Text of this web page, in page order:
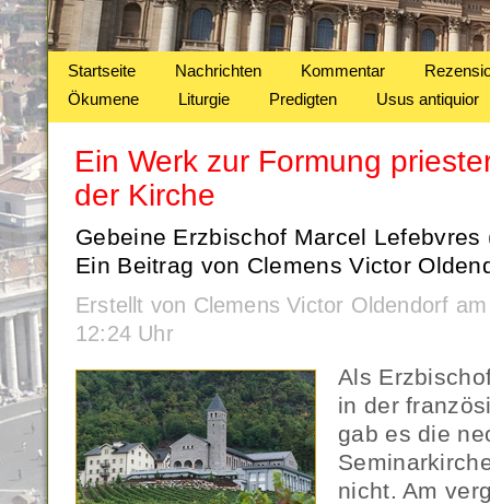
Startseite Nachrichten Kommentar
Ökumene
Liturgie Predigten Usus antiquior
Ein Werk zur Formung
der Kirche
Gebeine Erzbischof Marcel
Ein Beitrag von Clemens Victor
Erstellt von Clemens Victor Oldendorf
12:24 Uhr
Als
in der
gab es die
nicht. Am